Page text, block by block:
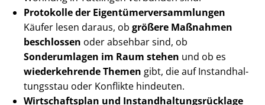
Protokolle der Ei­gen­tü­mer­ver­samm­lun­gen
Käufer lesen daraus, ob größere Maßnahmen
beschlossen oder absehbar sind, ob
Sonderumlagen im Raum stehen und ob es
wiederkehrende Themen gibt, die auf In­stand­hal­
tungs­stau oder Konflikte hindeuten.
Wirtschaftsplan und In­stand­hal­tungs­rück­la­ge